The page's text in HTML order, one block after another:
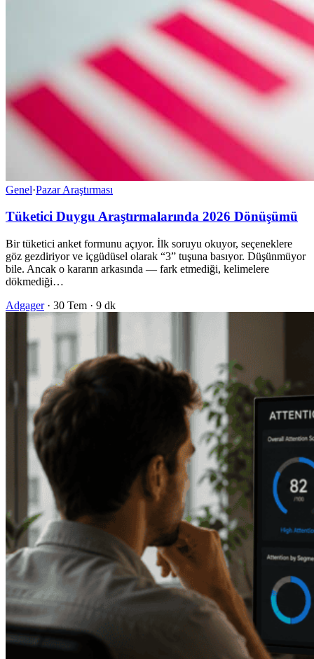
Genel·Pazar Araştırması
Tüketici Duygu Araştırmalarında 2026 Dönüşümü
Bir tüketici anket formunu açıyor. İlk soruyu okuyor, seçeneklere
göz gezdiriyor ve içgüdüsel olarak “3” tuşuna basıyor. Düşünmüyor
bile. Ancak o kararın arkasında — fark etmediği, kelimelere
dökmediği…
Adgager · 30 Tem · 9 dk